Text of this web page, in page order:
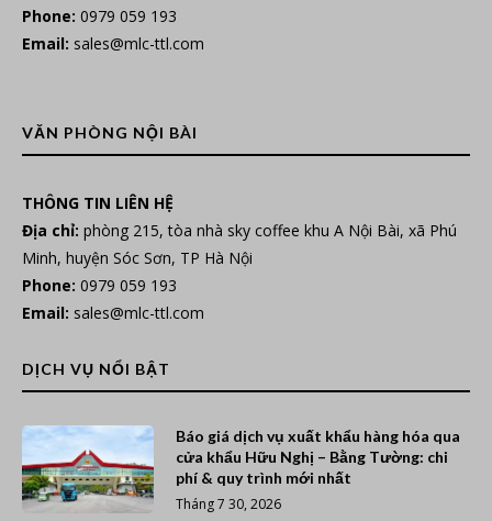
Phone: 0979 059 193
Email: sales@mlc-ttl.com
VĂN PHÒNG NỘI BÀI
THÔNG TIN LIÊN HỆ
Địa chỉ: phòng 215, tòa nhà sky coffee khu A Nội Bài, xã Phú
Minh, huyện Sóc Sơn, TP Hà Nội
Phone: 0979 059 193
Email: sales@mlc-ttl.com
DỊCH VỤ NỔI BẬT
Báo giá dịch vụ xuất khẩu hàng hóa qua
cửa khẩu Hữu Nghị – Bằng Tường: chi
phí & quy trình mới nhất
Tháng 7 30, 2026